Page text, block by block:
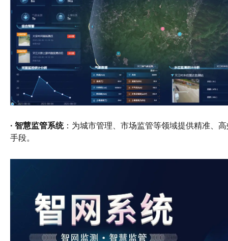
· 智慧监管系统：为城市管理、市场监管等领域提供精准、
手段。